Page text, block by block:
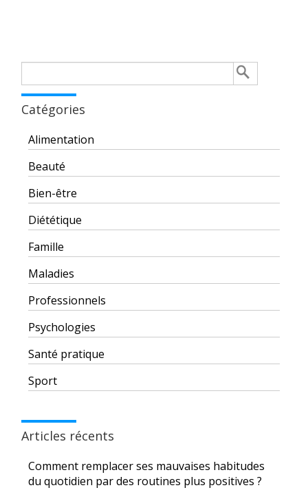
Catégories
Alimentation
Beauté
Bien-être
Diététique
Famille
Maladies
Professionnels
Psychologies
Santé pratique
Sport
Articles récents
Comment remplacer ses mauvaises habitudes
du quotidien par des routines plus positives ?